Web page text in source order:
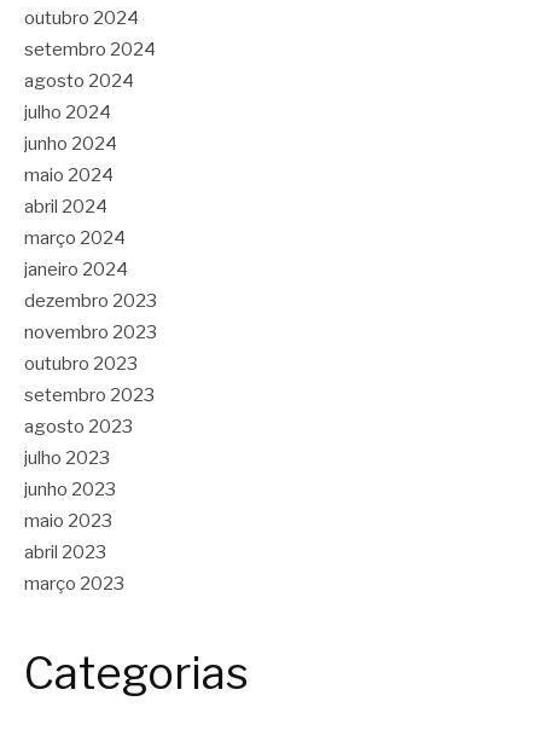
outubro 2024
setembro 2024
agosto 2024
julho 2024
junho 2024
maio 2024
abril 2024
março 2024
janeiro 2024
dezembro 2023
novembro 2023
outubro 2023
setembro 2023
agosto 2023
julho 2023
junho 2023
maio 2023
abril 2023
março 2023
Categorias